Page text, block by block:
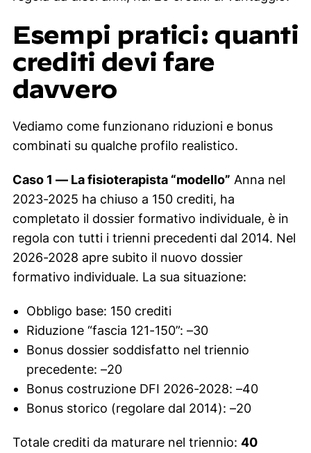
Esempi pratici: quanti
crediti devi fare
davvero
Vediamo come funzionano riduzioni e bonus
combinati su qualche profilo realistico.
Caso 1 — La fisioterapista “modello” Anna nel
2023-2025 ha chiuso a 150 crediti, ha
completato il dossier formativo individuale, è in
regola con tutti i trienni precedenti dal 2014. Nel
2026-2028 apre subito il nuovo dossier
formativo individuale. La sua situazione:
Obbligo base: 150 crediti
Riduzione “fascia 121-150”: –30
Bonus dossier soddisfatto nel triennio
precedente: –20
Bonus costruzione DFI 2026-2028: –40
Bonus storico (regolare dal 2014): –20
Totale crediti da maturare nel triennio: 40